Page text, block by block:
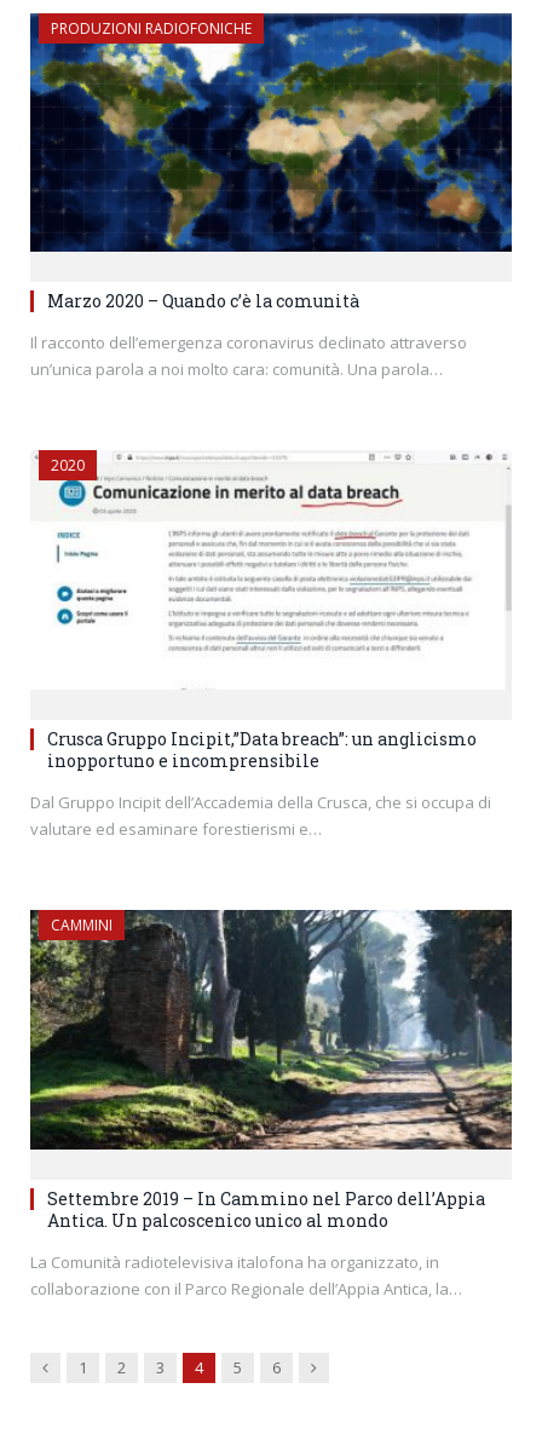
PRODUZIONI RADIOFONICHE
Marzo 2020 – Quando c’è la comunità
Il racconto dell’emergenza coronavirus declinato attraverso
un’unica parola a noi molto cara: comunità. Una parola…
2020
Crusca Gruppo Incipit,”Data breach”: un anglicismo
inopportuno e incomprensibile
Dal Gruppo Incipit dell’Accademia della Crusca, che si occupa di
valutare ed esaminare forestierismi e…
CAMMINI
Settembre 2019 – In Cammino nel Parco dell’Appia
Antica. Un palcoscenico unico al mondo
La Comunità radiotelevisiva italofona ha organizzato, in
collaborazione con il Parco Regionale dell’Appia Antica, la…
Previous
1 2 3 4 5 6 Next